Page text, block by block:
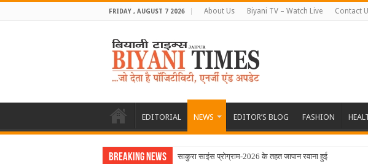
FRIDAY , AUGUST 7 2026 About Us Biyani TV – Watch Live Contact
EDITORIAL NEWS EDITOR’S BLOG FASHION
Breaking News साकुरा साइंस प्रोग्राम-2026 के तहत जापान रवाना हुई बियानी ग्